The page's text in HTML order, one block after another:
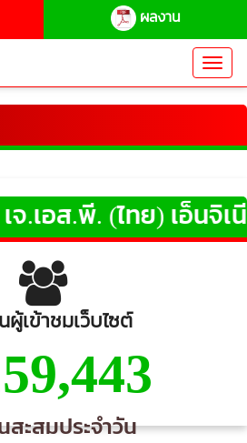
ผลงาน
จ.เอส.พี. (ไทย) เอ็นจิเ
ผู้เข้าชมเว็บไซต์
สะสมประจำวัน